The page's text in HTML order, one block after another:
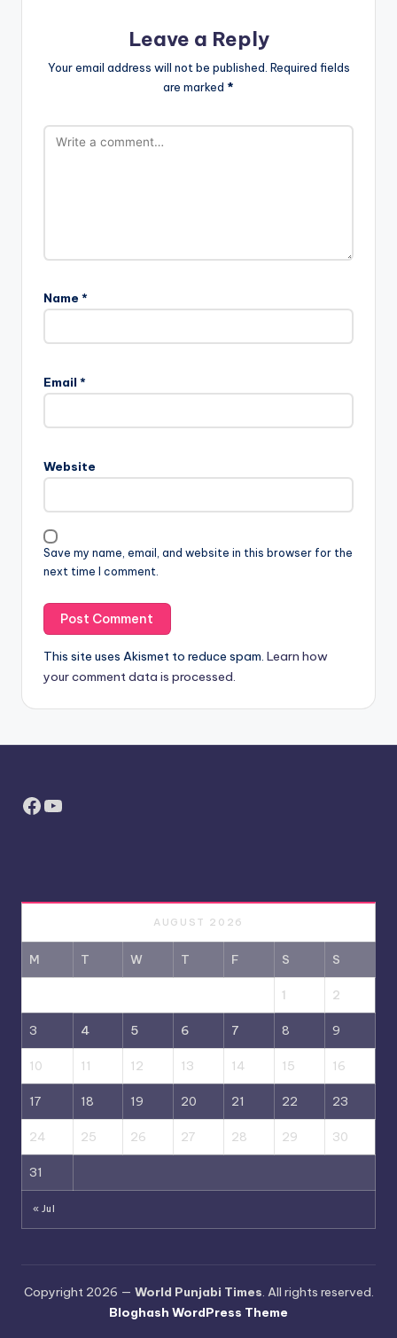
Leave a Reply
Your email address will not be published. Required fields
are marked *
Name *
Email *
Website
Save my name, email, and website in this browser for the
next time I comment.
This site uses Akismet to reduce spam. Learn how
your comment data is processed.
Facebook
YouTube
AUGUST 2026
M T W T F S S
1 2
3 4 5 6 7 8 9
10 11 12 13 14 15 16
17 18 19 20 21 22 23
24 25 26 27 28 29 30
31
« Jul
Copyright 2026 — World Punjabi Times. All rights reserved.
Bloghash WordPress Theme